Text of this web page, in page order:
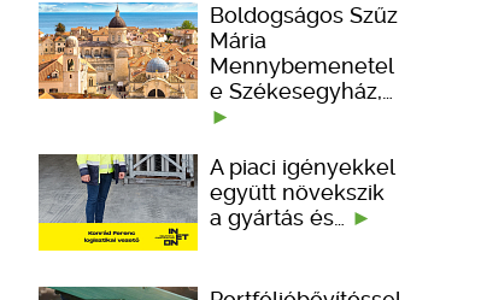
Boldogságos Szűz
Mária
Mennybemenetel
e Székesegyház,…
A piaci igényekkel
együtt növekszik
a gyártás és…